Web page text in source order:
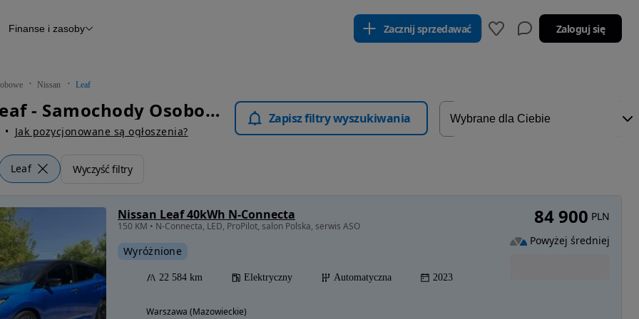
Raport z inspekcji
Otomoto News
Finanse i zasoby Zacznij sprzedawać Zaloguj się
Nissan Leaf
Nissan Leaf - Samochody Osobowe
Jak pozycjonowane są ogłoszenia?
Zapisz filtry wyszukiwania
Leaf Wyczyść filtry
Nissan Leaf 40kWh N-Connecta
150 KM • N-Connecta, LED, ProPilot, salon Polska, serwis ASO
Wyróżnione
22 584 km Elektryczny Automatyczna 2023
Warszawa (Mazowieckie)
84 900 PLN
Powyżej średniej